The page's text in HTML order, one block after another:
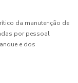
da manutenção de
por pessoal
e dos